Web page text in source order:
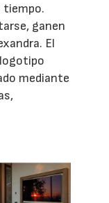
tiempo.
ganen
El
mediante